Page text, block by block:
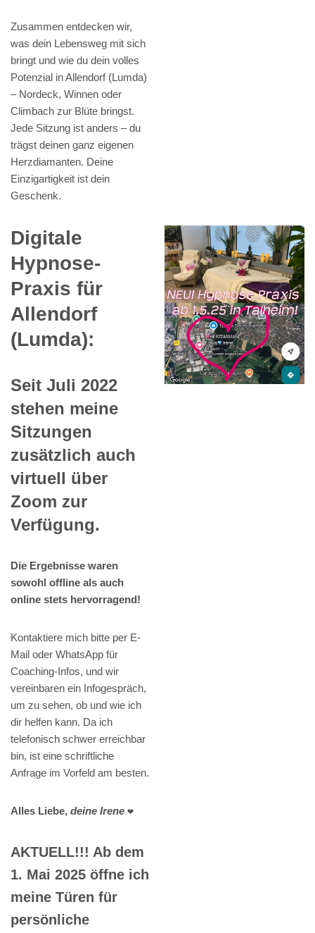
Zusammen entdecken wir,
was dein Lebensweg mit sich
bringt und wie du dein volles
Potenzial in Allendorf (Lumda)
– Nordeck, Winnen oder
Climbach zur Blüte bringst.
Jede Sitzung ist anders – du
trägst deinen ganz eigenen
Herzdiamanten. Deine
Einzigartigkeit ist dein
Geschenk.
Digitale
Hypnose-
Praxis für
Allendorf
(Lumda):
Seit Juli 2022
stehen meine
Sitzungen
zusätzlich auch
virtuell über
Zoom zur
Verfügung.
Die Ergebnisse waren
sowohl offline als auch
online stets hervorragend!
Kontaktiere mich bitte per E-
Mail oder WhatsApp für
Coaching-Infos, und wir
vereinbaren ein Infogespräch,
um zu sehen, ob und wie ich
dir helfen kann. Da ich
telefonisch schwer erreichbar
bin, ist eine schriftliche
Anfrage im Vorfeld am besten.
Alles Liebe, deine Irene ❤️
AKTUELL!!! Ab dem
1. Mai 2025 öffne ich
meine Türen für
persönliche